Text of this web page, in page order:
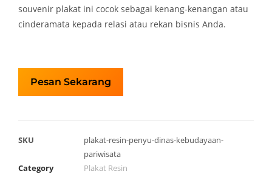
souvenir plakat ini cocok sebagai kenang-kenangan atau
cinderamata kepada relasi atau rekan bisnis Anda.
Pesan Sekarang
SKU
plakat-resin-penyu-dinas-kebudayaan-
pariwisata
Category
Plakat Resin